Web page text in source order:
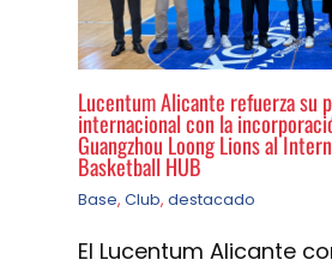
Lucentum Alicante refuerza su
internacional con la
Guangzhou Loong Lions al
Basketball HUB
Base, Club, destacado
El Lucentum Alicante